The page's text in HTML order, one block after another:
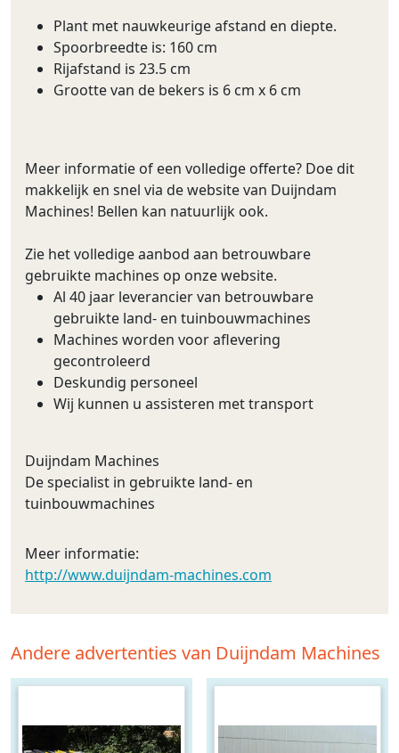
Plant met nauwkeurige afstand en diepte.
Spoorbreedte is: 160 cm
Rijafstand is 23.5 cm
Grootte van de bekers is 6 cm x 6 cm
Meer informatie of een volledige offerte? Doe dit
makkelijk en snel via de website van Duijndam
Machines! Bellen kan natuurlijk ook.
Zie het volledige aanbod aan betrouwbare
gebruikte machines op onze website.
Al 40 jaar leverancier van betrouwbare
gebruikte land- en tuinbouwmachines
Machines worden voor aflevering
gecontroleerd
Deskundig personeel
Wij kunnen u assisteren met transport
Duijndam Machines
De specialist in gebruikte land- en
tuinbouwmachines
Meer informatie:
http://www.duijndam-machines.com
Andere advertenties van Duijndam Machines